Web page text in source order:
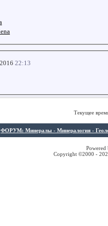
22:13
Текущее
ФОРУМ: Минералы - Минералогия -
Copyright ©2000 -